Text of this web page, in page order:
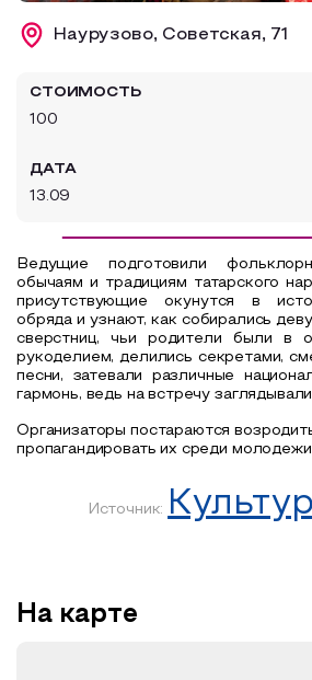
Образовательный туризм
Наурузово, Советская, 71
СТОИМОСТЬ
100
ДАТА
13.09
Ведущие подготовили
обычаям и традициям татарского
присутствующие окунутся в
обряда и узнают, как собирались
сверстниц, чьи родители были в
рукоделием, делились секретами,
песни, затевали различные
гармонь, ведь на встречу
Организаторы постараются
пропагандировать их среди молодежи.
Источник:
На карте